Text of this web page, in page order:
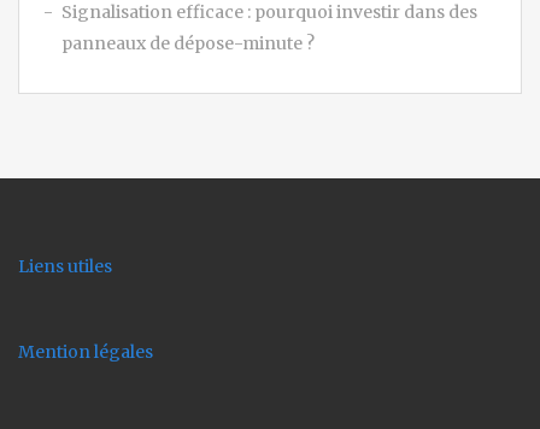
Signalisation efficace : pourquoi investir dans des
panneaux de dépose-minute ?
Liens utiles
Mention légales